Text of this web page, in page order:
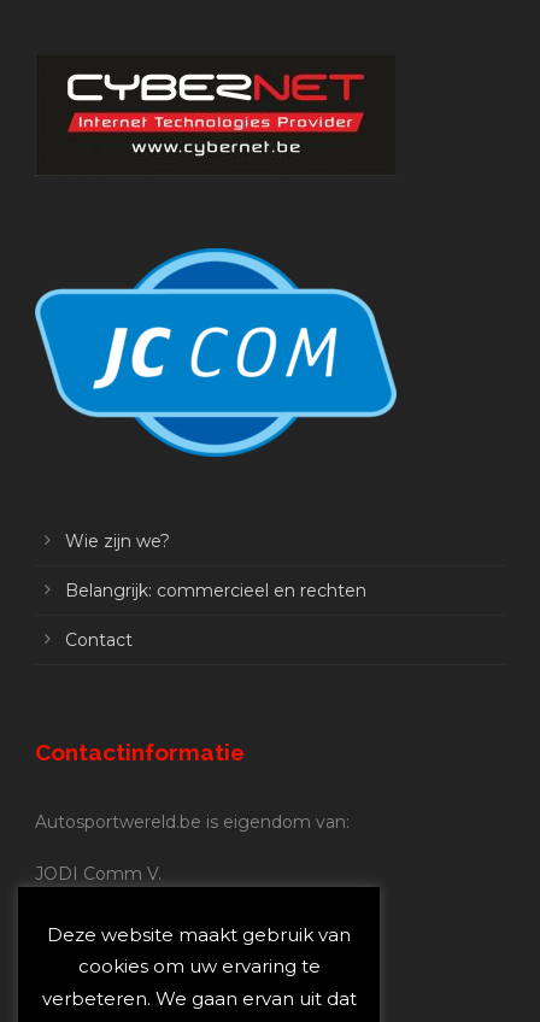
Wie zijn we?
Belangrijk: commercieel en rechten
Contact
Contactinformatie
Autosportwereld.be is eigendom van:
JODI Comm V.
Nijverheidsstraat 70
2160 Wommelgem
Autosportwereld.be:
Deze website maakt gebruik van
cookies om uw ervaring te
verbeteren. We gaan ervan uit dat